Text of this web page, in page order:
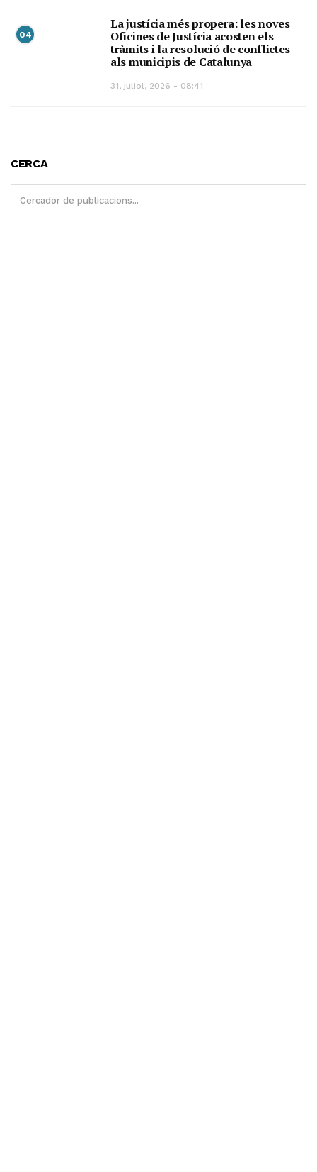
04
La justícia més propera: les noves
Oficines de Justícia acosten els
tràmits i la resolució de conflictes
als municipis de Catalunya
31, juliol, 2026 - 08:41
CERCA